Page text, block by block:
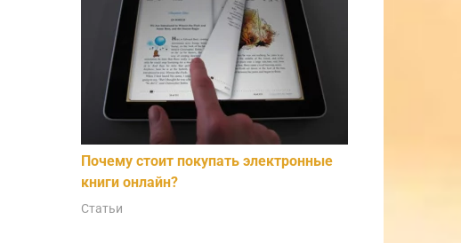
Почему стоит покупать электронные
книги онлайн?
Статьи